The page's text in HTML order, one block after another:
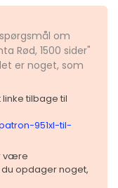
om
Rød, 1500 sider"
er noget, som
tilbage til
951xl-til-
være
du opdager noget,